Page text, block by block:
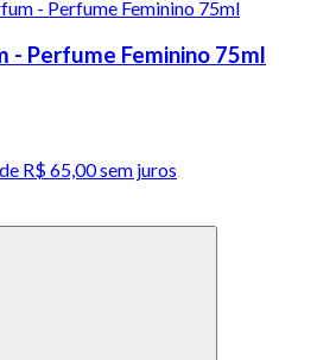
- Perfume Feminino 75ml
R$ 65,00 sem juros